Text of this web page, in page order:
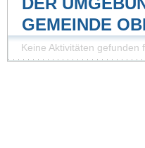
GEMEINDE
Keine Aktivitäten gefunden